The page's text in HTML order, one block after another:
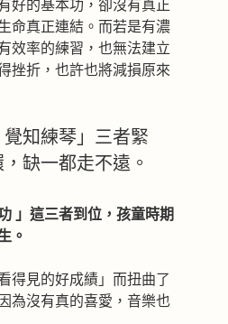
好的基本功，卻沒有真正
命真正連結。而若是有濃
效率的練習，也無法建立
挫折，也許也將減損原來
知練琴」三者緊
缺一都走不遠。
」這三者到位，孩童時期
。
得見的好成績」而扭曲了
為沒有真的喜愛，音樂也